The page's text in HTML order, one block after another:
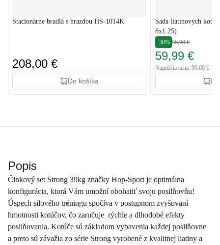
Stacionárne bradlá s hrazdou HS-1014K
208,00 €
Do košíka
Sada liatinových
8x1.25)
-38% 96,00 €
59,99 €
Najnižšia cena: 96,00 €
Popis
Činkový set Strong 39kg značky Hop-Sport je optimálna
konfigurácia, ktorá Vám umožní obohatiť svoju posilňovňu!
Úspech silového tréningu spočíva v postupnom zvyšovaní
hmotnosti kotúčov, čo zaručuje rýchle a dlhodobé efekty
posilňovania. Kotúče sú základom vybavenia každej posilňovne
a preto sú závažia zo série Strong vyrobené z kvalitnej liatiny a